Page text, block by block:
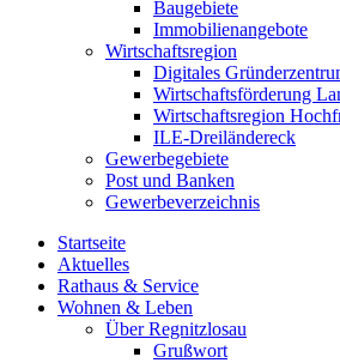
Baugebiete
Immobilienangebote
Wirtschaftsregion
Digitales
Wirtschaftsförderung
Wirtschaftsregion
ILE-Dreiländereck
Gewerbegebiete
Post und Banken
Gewerbeverzeichnis
Startseite
Aktuelles
Rathaus & Service
Wohnen & Leben
Über Regnitzlosau
Grußwort